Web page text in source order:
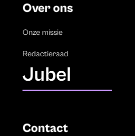
Over ons
Onze missie
Redactieraad
Jubel
Contact